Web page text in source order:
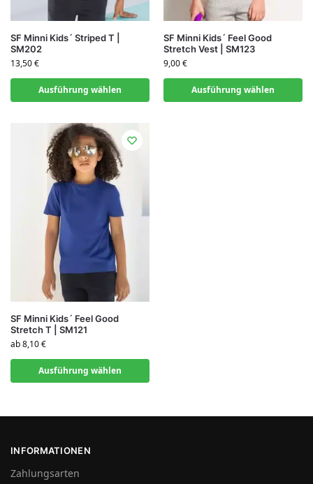
SF Minni Kids´ Striped T |
SM202
13,50€
Ausführung wählen
SF Minni Kids´ Feel Good
Stretch Vest | SM123
9,00€
Ausführung wählen
SF Minni Kids´ Feel Good
Stretch T | SM121
ab8,10€
Ausführung wählen
INFORMATIONEN
Zahlungsarten